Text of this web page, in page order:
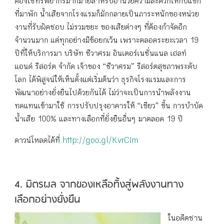
ต้องใช้ทรัพยากรมากมายสำหรับอำนวยความสะดวกให้กับแขก
ที่มาพัก น้ำเสียจากโรงแรมก็มักกลายเป็นภาระหนักของหน่วย
งานที่รับผิดชอบ ไม่รวมขยะ ของเสียต่างๆ ที่ต้องกำจัดอีก
จำนวนมาก แต่ทุกอย่างมีข้อยกเว้น เพราะตลอดระยะเวลา 19
ปีที่ให้บริการมา บริษัท ชีวาศรม อินเตอร์เนชั่นแนล เฮลท์
แอนด์ รีสอร์ต จำกัด เจ้าของ “ชีวาศรม” รีสอร์ตสุขภาพระดับ
โลก ได้พิสูจน์ให้เห็นตั้งแต่เริ่มต้นว่า ธุรกิจโรงแรมและการ
พัฒนาอย่างยั่งยืนไปด้วยกันได้ ไม่ว่าจะเป็นการนำพลังงาน
ทดแทนเข้ามาใช้ การปรับปรุงอาคารให้ “เขียว” ขึ้น การบำบัด
น้ำเสีย 100% และทางเลือกที่ยั่งยืนอื่นๆ มาตลอด 19 ปี
ดาวน์โหลดได้ที่ http://goo.gl/KvrCIm
4. มิตรผล จากของเหลือทิ้งสู่พลังงานทาง
เลือกอย่างยั่งยืน
ในอดีตชาน